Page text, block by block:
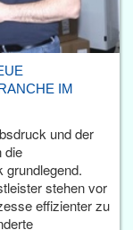
IM
und der
die
grundlegend.
stehen vor
effizienter zu